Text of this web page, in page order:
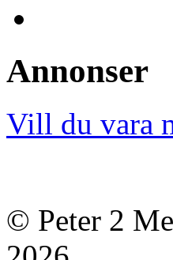
Annonser
Vill du vara
© Peter 2